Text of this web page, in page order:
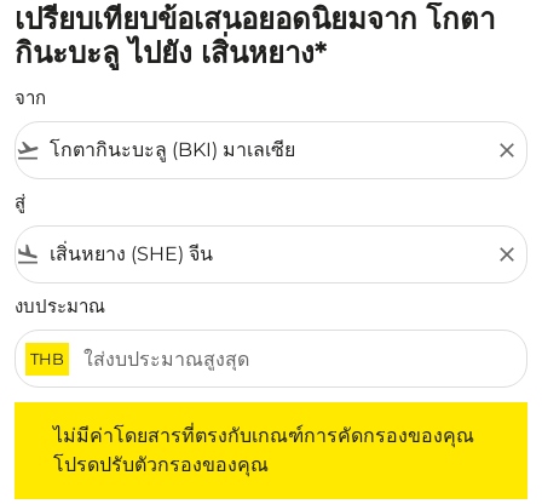
เปรียบเทียบข้อเสนอยอดนิยมจาก โกตา
กินะบะลู ไปยัง เสิ่นหยาง*
จาก
flight_takeoff close
สู่
flight_land close
งบประมาณ
THB
ไม่มีค่าโดยสารที่ตรงกับเกณฑ์การคัดกรองของคุณ
โปรดปรับตัวกรองของคุณ